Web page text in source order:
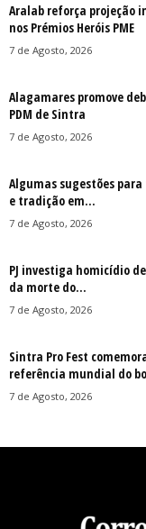
Aralab reforça projeção
nos Prémios Heróis PME
7 de Agosto, 2026
Alagamares promove
PDM de Sintra
7 de Agosto, 2026
Algumas sugestões
e tradição em...
7 de Agosto, 2026
PJ investiga homicídio
da morte do...
7 de Agosto, 2026
Sintra Pro Fest
referência mundial do
7 de Agosto, 2026